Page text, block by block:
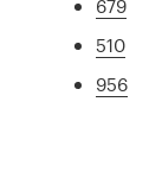
679
510
956